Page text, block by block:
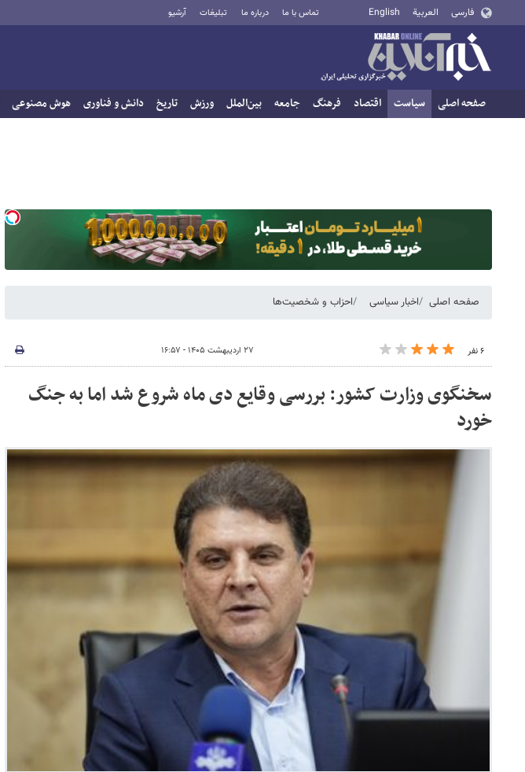
فارسی العربية English تماس با ما درباره ما تبلیغات آرشیو
صفحه اصلی سیاست اقتصاد فرهنگ جامعه بین‌الملل ورزش تاریخ دانش و فناوری هوش مصنوعی
صفحه اصلی اخبار سیاسی احزاب و شخصیت‌ها
۶ نفر ۲۷ اردیبهشت ۱۴۰۵ - ۱۶:۵۷
سخنگوی وزارت کشور: بررسی وقایع دی ماه شروع شد اما به جنگ
خورد